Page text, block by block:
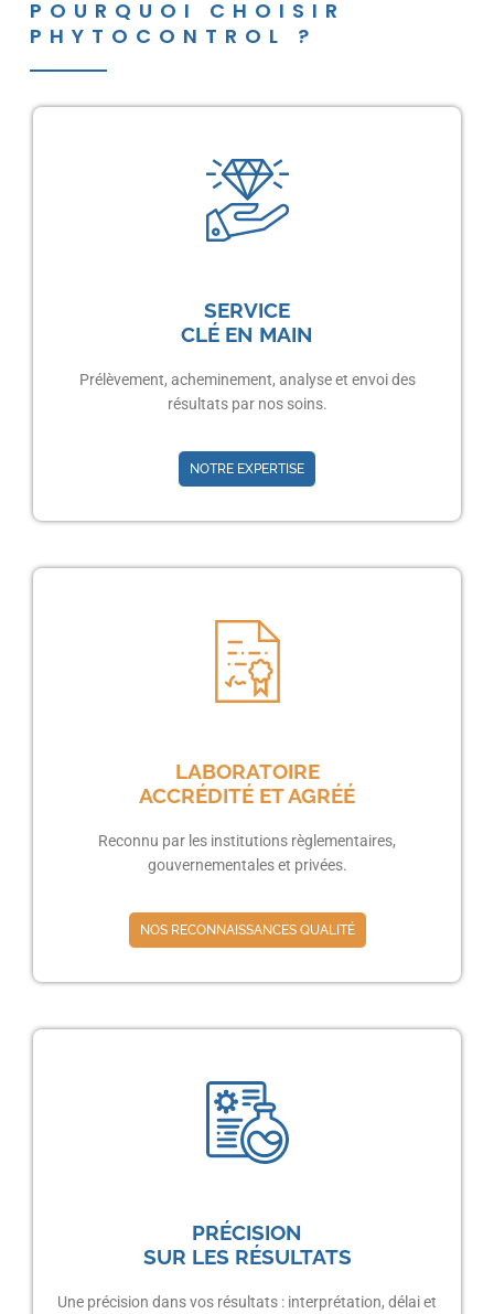
POURQUOI CHOISIR
PHYTOCONTROL ?
SERVICE
CLÉ EN MAIN
Prélèvement, acheminement, analyse et envoi des
résultats par nos soins.
NOTRE EXPERTISE
LABORATOIRE
ACCRÉDITÉ ET AGRÉÉ
Reconnu par les institutions règlementaires,
gouvernementales et privées.
NOS RECONNAISSANCES QUALITÉ
PRÉCISION
SUR LES RÉSULTATS
Une précision dans vos résultats : interprétation, délai et